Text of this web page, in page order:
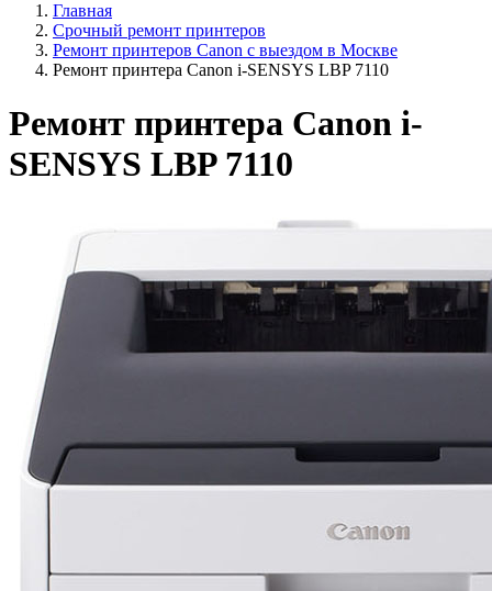
Главная
Срочный ремонт принтеров
Ремонт принтеров Canon с выездом в Москве
Ремонт принтера Canon i-SENSYS LBP 7110
Ремонт принтера Canon i-
SENSYS LBP 7110